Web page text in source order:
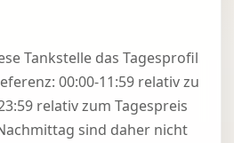
Tankstelle das Tagesprofil
00:00-11:59 relativ zu
relativ zum Tagespreis
sind daher nicht